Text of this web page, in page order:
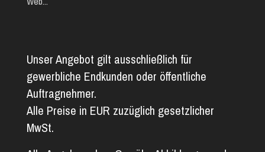
Unser Angebot gilt ausschließlich für
gewerbliche Endkunden oder öffentliche
Auftragnehmer.
Alle Preise in EUR zuzüglich gesetzlicher
MwSt.